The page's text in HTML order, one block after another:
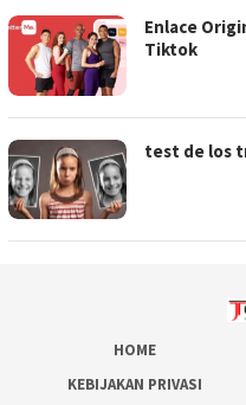
Enlace
Tiktok
test de los
HOME
KEBIJAKAN PRIVASI